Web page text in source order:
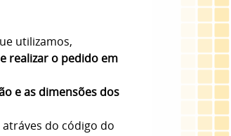
utilizamos,
realizar o pedido em
e as dimensões dos
do código do